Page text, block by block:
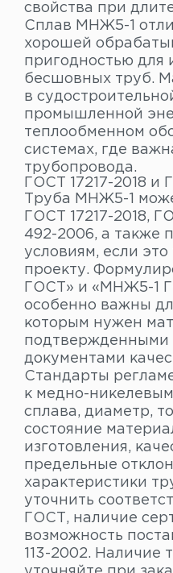
свойства при
Сплав МНЖ5-1
хорошей
пригодностью для
бесшовных труб.
в
промышленной
теплообменном
системах, где
трубопровода.
ГОСТ 17217-2018 и
Труба МНЖ5-1
ГОСТ 17217-2018,
492-2006, а также
условиям, если это
проекту.
ГОСТ» и «МНЖ5-1
особенно важны
которым нужен
подтвержденными
документами
Стандарты
к медно-
сплава, диаметр,
состояние
изготовления,
предельные
характеристики
уточнить
ГОСТ, наличие
возможность
113-2002.